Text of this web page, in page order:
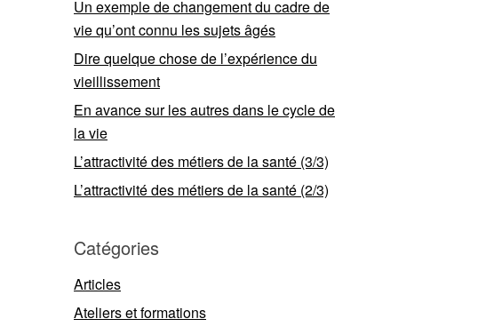
Un exemple de changement du cadre de
vie qu’ont connu les sujets âgés
Dire quelque chose de l’expérience du
vieillissement
En avance sur les autres dans le cycle de
la vie
L’attractivité des métiers de la santé (3/3)
L’attractivité des métiers de la santé (2/3)
Catégories
Articles
Ateliers et formations